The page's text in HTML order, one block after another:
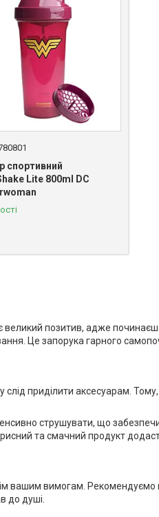
спортивний
Lite 800ml DC
позитив, адже починаєш
Це запорука гарного
приділити аксесуарам.
струшувати, що
та смачний продукт
вашим вимогам.
до душі.